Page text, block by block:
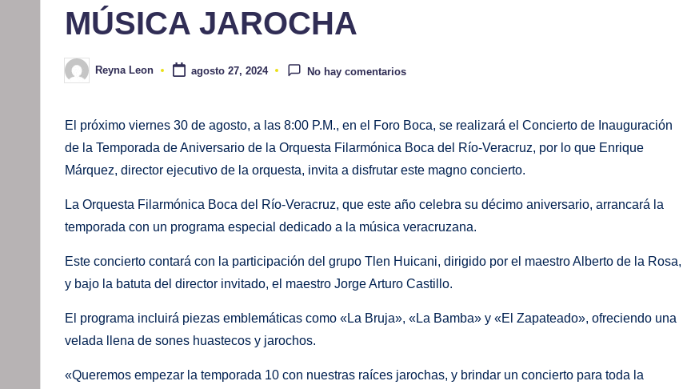
MÚSICA JAROCHA
Publicado
por
Reyna Leon agosto 27, 2024 No hay comentarios
El próximo viernes 30 de agosto, a las 8:00 P.M., en el Foro Boca, se realizará el Concierto de Inauguración
de la Temporada de Aniversario de la Orquesta Filarmónica Boca del Río-Veracruz, por lo que Enrique
Márquez, director ejecutivo de la orquesta, invita a disfrutar este magno concierto.
La Orquesta Filarmónica Boca del Río-Veracruz, que este año celebra su décimo aniversario, arrancará la
temporada con un programa especial dedicado a la música veracruzana.
Este concierto contará con la participación del grupo Tlen Huicani, dirigido por el maestro Alberto de la Rosa,
y bajo la batuta del director invitado, el maestro Jorge Arturo Castillo.
El programa incluirá piezas emblemáticas como «La Bruja», «La Bamba» y «El Zapateado», ofreciendo una
velada llena de sones huastecos y jarochos.
«Queremos empezar la temporada 10 con nuestras raíces jarochas, y brindar un concierto para toda la